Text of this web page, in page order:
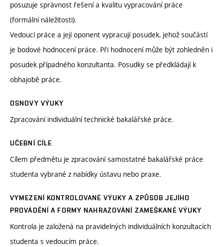
posuzuje správnost řešení a kvalitu vypracování práce
(formální náležitosti).
Vedoucí práce a její oponent vypracují posudek, jehož součástí
je bodové hodnocení práce. Při hodnocení může být zohledněn i
posudek případného konzultanta. Posudky se předkládají k
obhajobě práce.
OSNOVY VÝUKY
Zpracování individuální technické bakalářské práce.
UČEBNÍ CÍLE
Cílem předmětu je zpracování samostatné bakalářské práce
studenta vybrané z nabídky ústavu nebo praxe.
VYMEZENÍ KONTROLOVANÉ VÝUKY A ZPŮSOB JEJÍHO
PROVÁDĚNÍ A FORMY NAHRAZOVÁNÍ ZAMEŠKANÉ VÝUKY
Kontrola je založená na pravidelných individuálních konzultacích
studenta s vedoucím práce.